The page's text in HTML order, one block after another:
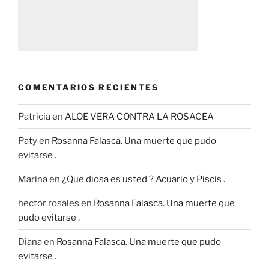
COMENTARIOS RECIENTES
Patriciaen ALOE VERA CONTRA LA ROSACEA
Patyen Rosanna Falasca. Una muerte que pudo
evitarse .
Marinaen ¿Que diosa es usted ? Acuario y Piscis .
hector rosales en Rosanna Falasca. Una muerte que
pudo evitarse .
Dianaen Rosanna Falasca. Una muerte que pudo
evitarse .